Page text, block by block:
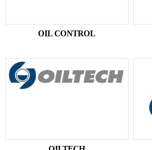
OIL CONTROL